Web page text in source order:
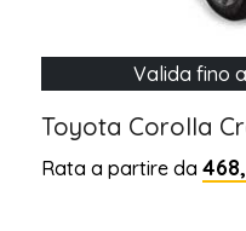
Valida fino
Toyota Corolla
Rata a partire da